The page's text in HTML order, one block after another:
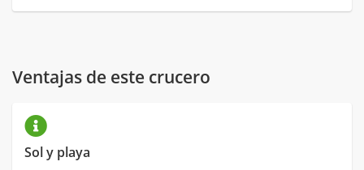
Ventajas de este crucero
Sol y playa